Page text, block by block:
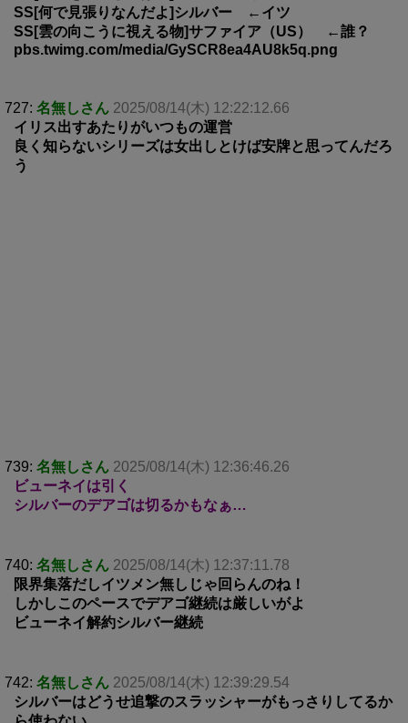
SS[何で見張りなんだよ]シルバー ←イツ
SS[雲の向こうに視える物]サファイア（US） ←誰？
pbs.twimg.com/media/GySCR8ea4AU8k5q.png
727: 名無しさん 2025/08/14(木) 12:22:12.66
イリス出すあたりがいつもの運営
良く知らないシリーズは女出しとけば安牌と思ってんだろ
う
739: 名無しさん 2025/08/14(木) 12:36:46.26
ビューネイは引く
シルバーのデアゴは切るかもなぁ…
740: 名無しさん 2025/08/14(木) 12:37:11.78
限界集落だしイツメン無しじゃ回らんのね！
しかしこのペースでデアゴ継続は厳しいがよ
ビューネイ解約シルバー継続
742: 名無しさん 2025/08/14(木) 12:39:29.54
シルバーはどうせ追撃のスラッシャーがもっさりしてるか